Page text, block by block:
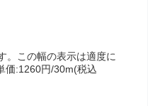
。この幅の表示は適度に
価:1260円/30m(税込